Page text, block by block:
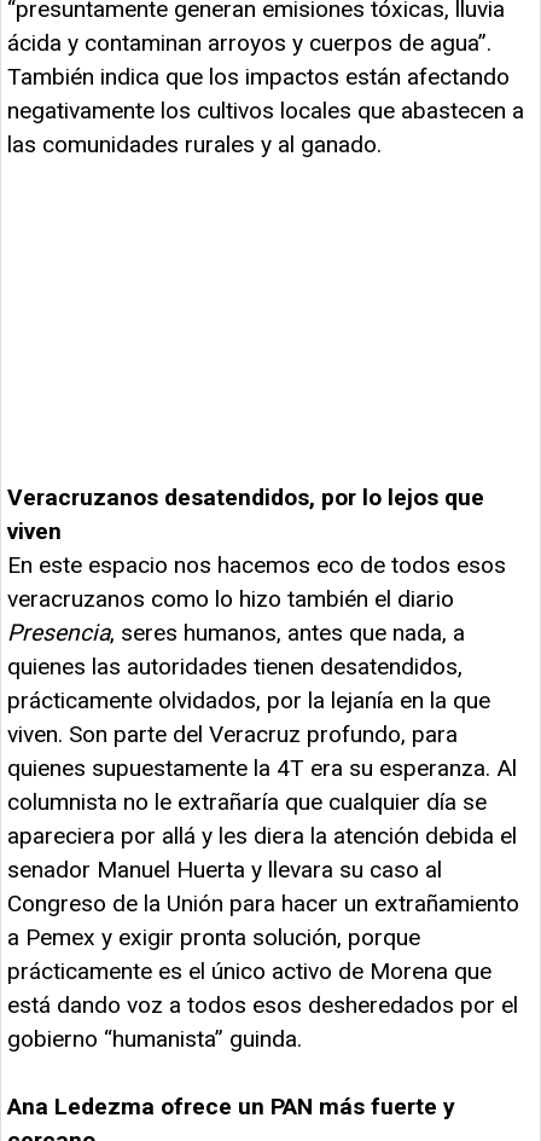
“presuntamente generan emisiones tóxicas, lluvia
ácida y contaminan arroyos y cuerpos de agua”.
También indica que los impactos están afectando
negativamente los cultivos locales que abastecen a
las comunidades rurales y al ganado.
Veracruzanos desatendidos, por lo lejos que
viven
En este espacio nos hacemos eco de todos esos
veracruzanos como lo hizo también el diario
Presencia, seres humanos, antes que nada, a
quienes las autoridades tienen desatendidos,
prácticamente olvidados, por la lejanía en la que
viven. Son parte del Veracruz profundo, para
quienes supuestamente la 4T era su esperanza. Al
columnista no le extrañaría que cualquier día se
apareciera por allá y les diera la atención debida el
senador Manuel Huerta y llevara su caso al
Congreso de la Unión para hacer un extrañamiento
a Pemex y exigir pronta solución, porque
prácticamente es el único activo de Morena que
está dando voz a todos esos desheredados por el
gobierno “humanista” guinda.
Ana Ledezma ofrece un PAN más fuerte y